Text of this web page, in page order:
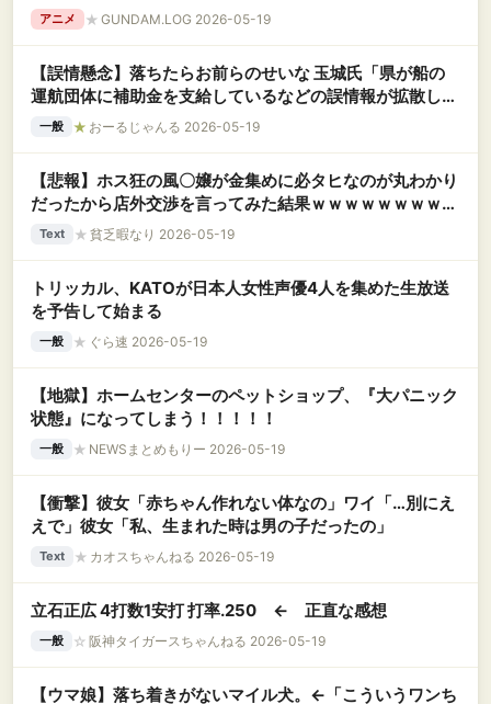
アニメ ★ GUNDAM.LOG 2026-05-19
【誤情懸念】落ちたらお前らのせいな 玉城氏「県が船の
運航団体に補助金を支給しているなどの誤情報が拡散して
いる」
一般 ★ おーるじゃんる 2026-05-19
【悲報】ホス狂の風〇嬢が金集めに必タヒなのが丸わかり
だったから店外交渉を言ってみた結果ｗｗｗｗｗｗｗｗｗ
ｗｗｗ
Text ★ 貧乏暇なり 2026-05-19
トリッカル、KATOが日本人女性声優4人を集めた生放送
を予告して始まる
一般 ★ ぐら速 2026-05-19
【地獄】ホームセンターのペットショップ、『大パニック
状態』になってしまう！！！！！
一般 ★ NEWSまとめもりー 2026-05-19
【衝撃】彼女「赤ちゃん作れない体なの」ワイ「…別にえ
えで」彼女「私、生まれた時は男の子だったの」
Text ★ カオスちゃんねる 2026-05-19
立石正広 4打数1安打 打率.250 ← 正直な感想
一般 ☆ 阪神タイガースちゃんねる 2026-05-19
【ウマ娘】落ち着きがないマイル犬。←「こういうワンち